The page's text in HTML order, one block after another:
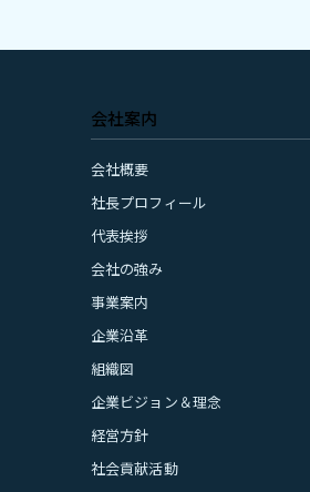
会社案内
会社概要
社長プロフィール
代表挨拶
会社の強み
事業案内
企業沿革
組織図
企業ビジョン＆理念
経営方針
社会貢献活動